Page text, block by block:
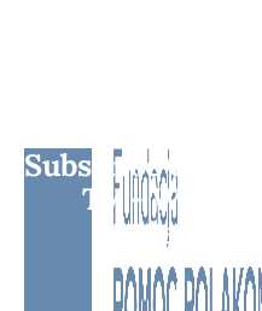
Subscribe to BM
TV -